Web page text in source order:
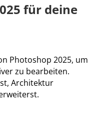
für deine
Photoshop 2025, um
zu bearbeiten.
Architektur